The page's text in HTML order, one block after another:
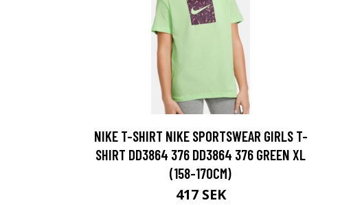
NIKE T-SHIRT NIKE SPORTSWEAR GIRLS T-
SHIRT DD3864 376 DD3864 376 GREEN XL
(158-170CM)
417 SEK